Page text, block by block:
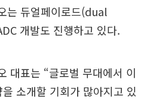
는 듀얼페이로드(dual
개발도 진행하고 있다.
대표는 “글로벌 무대에서 이
소개할 기회가 많아지고 있